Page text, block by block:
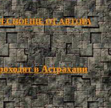
ЕЩЕ ОТ АВТОРА
в Астрахани